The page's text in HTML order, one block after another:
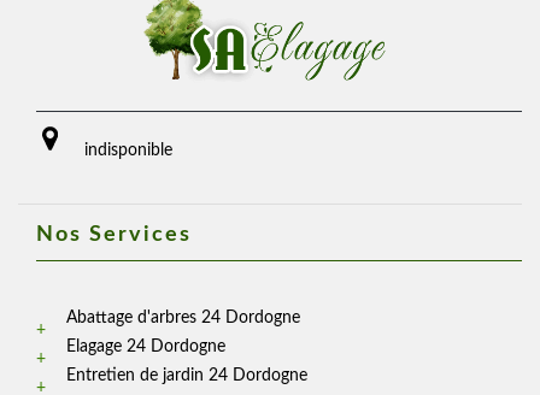
indisponible
Nos Services
Abattage d'arbres 24 Dordogne
Elagage 24 Dordogne
Entretien de jardin 24 Dordogne